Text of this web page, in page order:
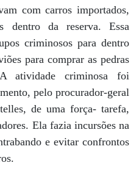
com carros importados,
dentro da reserva. Essa
criminosos para dentro
para comprar as pedras
atividade criminosa foi
pelo procurador-geral
de uma força- tarefa,
Ela fazia incursões na
e evitar confrontos